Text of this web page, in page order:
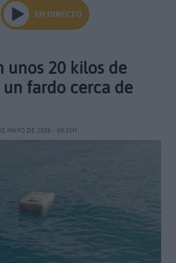
unos 20 kilos de
fardo cerca de
MAYO DE 2026 - 09:35H